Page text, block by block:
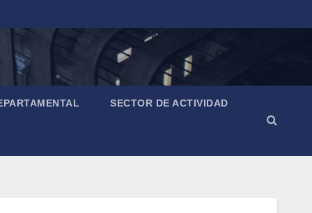
SECTOR DE ACTIVIDAD